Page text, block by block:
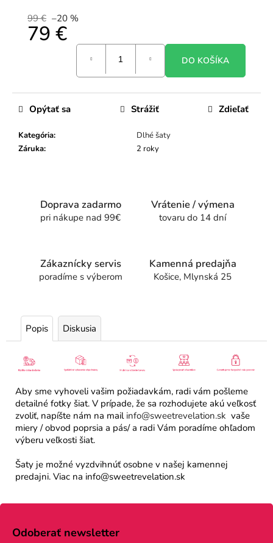
99 € –20 %
79 €
DO KOŠÍKA
Kategória:
Dlhé šaty
Záruka: 2 roky
Opýtať sa Strážiť Zdieľať
Doprava zadarmo
pri nákupe nad 99€
Vrátenie / výmena
tovaru do 14 dní
Zákaznícky servis
poradíme s výberom
Kamenná predajňa
Košice, Mlynská 25
Popis Diskusia
Aby sme vyhoveli vašim požiadavkám, radi vám pošleme
detailné fotky šiat. V prípade, že sa rozhodujete akú veľkosť
zvoliť, napíšte nám na mail info@sweetrevelation.sk vaše
miery / obvod poprsia a pás/ a radi Vám poradíme ohľadom
výberu veľkosti šiat.
Šaty je možné vyzdvihnúť osobne v našej kamennej
predajni. Viac na info@sweetrevelation.sk
Z
Odoberať newsletter